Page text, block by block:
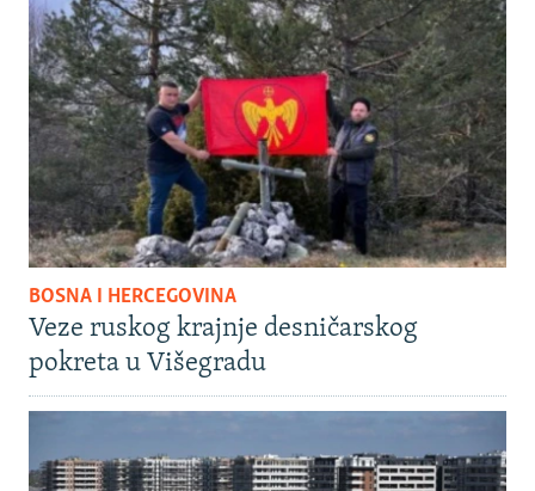
BOSNA I HERCEGOVINA
Veze ruskog krajnje desničarskog
pokreta u Višegradu